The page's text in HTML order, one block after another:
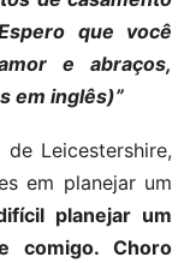
que você
e abraços,
em inglês)”
Leicestershire,
em planejar um
planejar um
comigo. Choro